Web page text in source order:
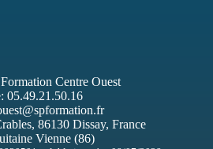
Centre Ouest
05.49.21.50.16
86130 Dissay, France
Vienne (86)